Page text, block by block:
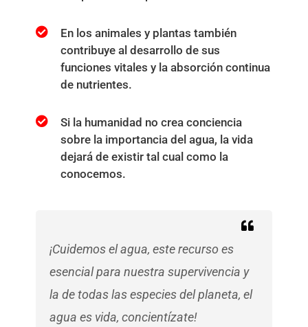
En los animales y plantas también
contribuye al desarrollo de sus
funciones vitales y la absorción continua
de nutrientes.
Si la humanidad no crea conciencia
sobre la importancia del agua, la vida
dejará de existir tal cual como la
conocemos.
¡Cuidemos el agua, este recurso es
esencial para nuestra supervivencia y
la de todas las especies del planeta, el
agua es vida, concientízate!